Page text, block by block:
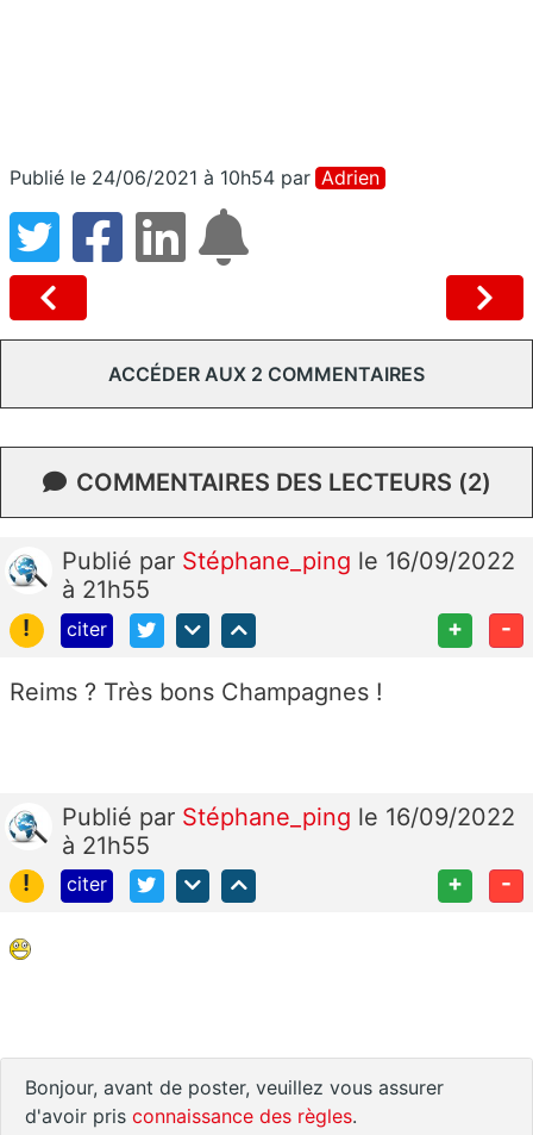
Publié le 24/06/2021 à 10h54 par Adrien
ACCÉDER AUX 2 COMMENTAIRES
COMMENTAIRES DES LECTEURS (2)
Publié par Stéphane_ping le 16/09/2022
à 21h55
!
citer + -
Reims ? Très bons Champagnes !
Publié par Stéphane_ping le 16/09/2022
à 21h55
!
citer + -
Bonjour, avant de poster, veuillez vous assurer
d'avoir pris connaissance des règles.